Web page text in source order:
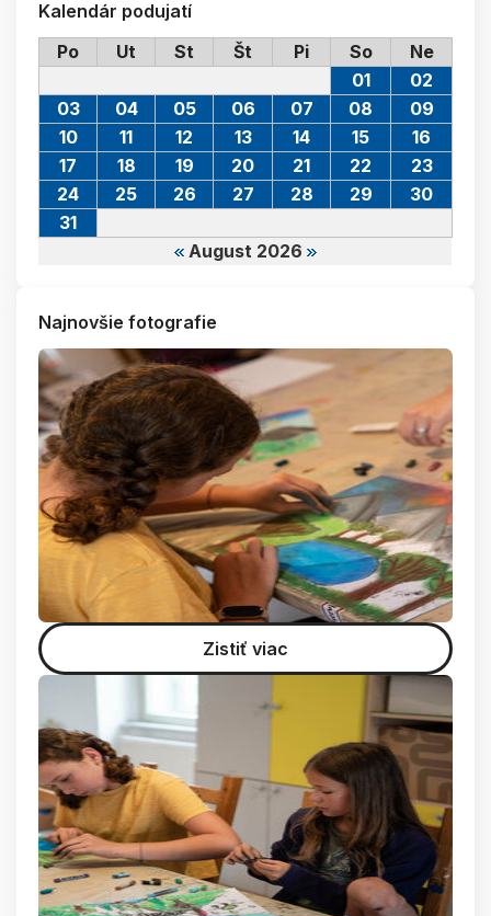
Kalendár podujatí
Po
Ut St Št Pi So Ne
August 2026
01
02
03
04 05 06 07 08
09
10
11 12 13 14 15
16
17
18 19 20 21 22
23
24
25 26 27 28 29
30
31
Najnovšie fotografie
Zistiť viac